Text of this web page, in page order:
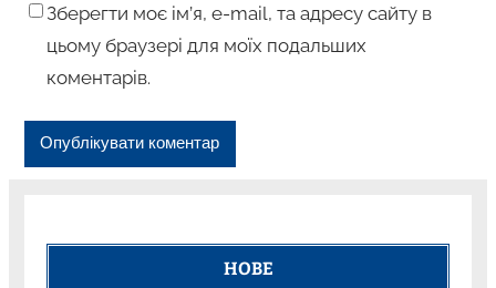
Зберегти моє ім’я, e-mail, та адресу сайту в
цьому браузері для моїх подальших
коментарів.
НОВЕ